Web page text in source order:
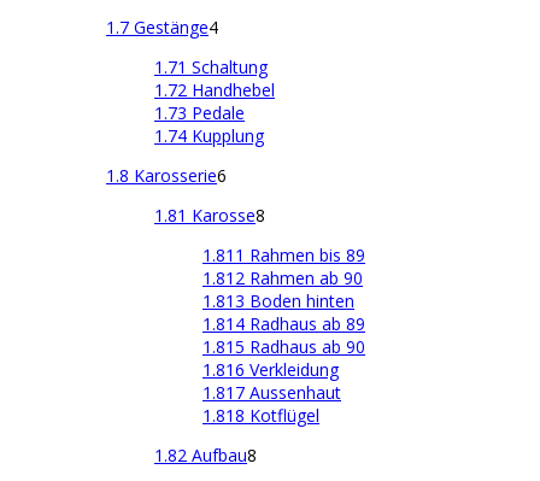
1.7 Gestänge4
1.71 Schaltung
1.72 Handhebel
1.73 Pedale
1.74 Kupplung
1.8 Karosserie6
1.81 Karosse8
1.811 Rahmen bis 89
1.812 Rahmen ab 90
1.813 Boden hinten
1.814 Radhaus ab 89
1.815 Radhaus ab 90
1.816 Verkleidung
1.817 Aussenhaut
1.818 Kotflügel
1.82 Aufbau8